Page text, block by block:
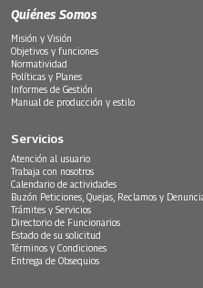
Quiénes Somos
Misión y Visión
Objetivos y funciones
Normatividad
Políticas y Planes
Informes de Gestión
Manual de producción y estilo
Servicios
Atención al usuario
Trabaja con nosotros
Calendario de actividades
Buzón Peticiones, Quejas, Reclamos y
Trámites y Servicios
Directorio de Funcionarios
Estado de su solicitud
Términos y Condiciones
Entrega de Obsequios